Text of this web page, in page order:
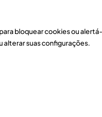
bloquear cookies ou
alterar suas configurações.